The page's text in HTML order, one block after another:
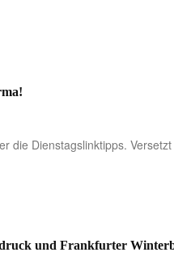
die Dienstagslinktipps.
und Frankfurter